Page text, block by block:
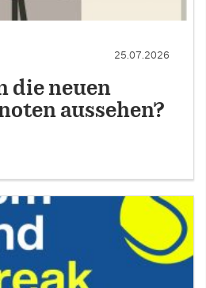
25.07.2026
die neuen
aussehen?